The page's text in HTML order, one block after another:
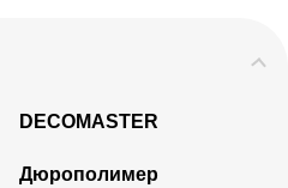
DECOMASTER
Дюрополимер